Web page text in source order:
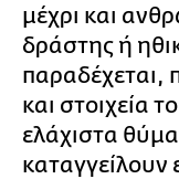
μέχρι και
δράστης ή
παραδέχεται,
και στοιχεία
ελάχιστα